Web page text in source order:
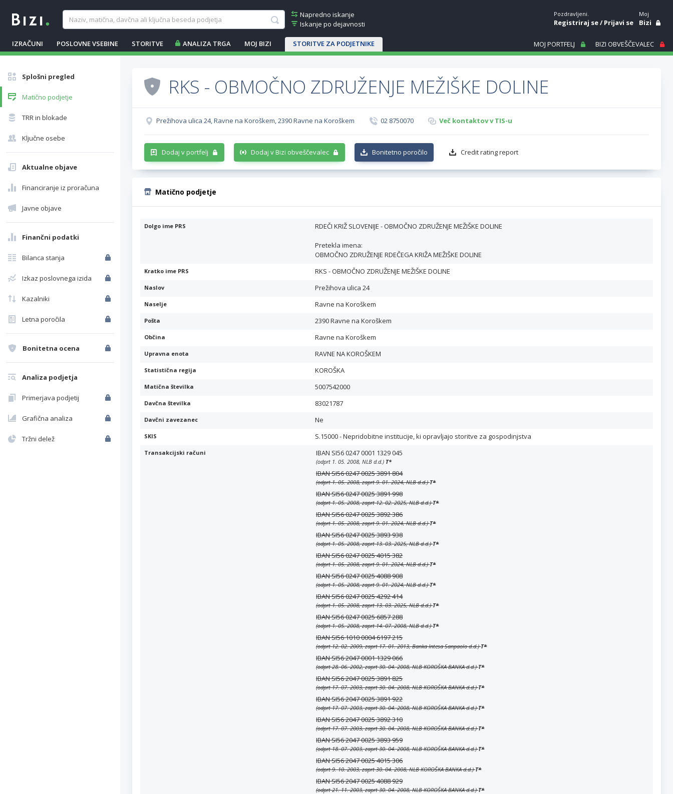
Napredno iskanje
Iskanje po dejavnosti
IZRAČUNI POSLOVNE VSEBINE STORITVE ANALIZA TRGA MOJ BIZI STORITVE ZA PODJETNIKE
Pozdravljeni.
Registriraj se/Prijavi se
Moj
Bizi
MOJ PORTFELJ BIZI OBVEŠČEVALEC
Splošni pregled
Matično podjetje
TRR in blokade
Ključne osebe
Aktualne objave
Financiranje iz proračuna
Javne objave
Finančni podatki
Bilanca stanja
Izkaz poslovnega izida
Kazalniki
Letna poročila
Bonitetna ocena
Analiza podjetja
Primerjava podjetij
Grafična analiza
Tržni delež
RKS - OBMOČNO ZDRUŽENJE MEŽIŠKE DOLINE
Prežihova ulica 24, Ravne na Koroškem, 2390 Ravne na Koroškem 02 8750070 Več kontaktov v TIS-u
Dodaj v portfelj Dodaj v Bizi obveščevalec Bonitetno poročilo Credit rating report
Matično podjetje
Dolgo ime PRS RDEČI KRIŽ SLOVENIJE - OBMOČNO ZDRUŽENJE MEŽIŠKE DOLINE
Pretekla imena:
OBMOČNO ZDRUŽENJE RDEČEGA KRIŽA MEŽIŠKE DOLINE
Kratko ime PRS RKS - OBMOČNO ZDRUŽENJE MEŽIŠKE DOLINE
Naslov Prežihova ulica 24
Naselje Ravne na Koroškem
Pošta 2390 Ravne na Koroškem
Občina Ravne na Koroškem
Upravna enota RAVNE NA KOROŠKEM
Statistična regija KOROŠKA
Matična številka 5007542000
Davčna številka 83021787
Davčni zavezanec Ne
SKIS S.15000 - Nepridobitne institucije, ki opravljajo storitve za gospodinjstva
Transakcijski računi IBAN SI56 0247 0001 1329 045
(odprt 1. 05. 2008, NLB d.d.) T*
IBAN SI56 0247 0025 3891 804
(odprt 1. 05. 2008, zaprt 9. 01. 2024, NLB d.d.)T*
IBAN SI56 0247 0025 3891 998
(odprt 1. 05. 2008, zaprt 12. 02. 2025, NLB d.d.)T*
IBAN SI56 0247 0025 3892 386
(odprt 1. 05. 2008, zaprt 9. 01. 2024, NLB d.d.)T*
IBAN SI56 0247 0025 3893 938
(odprt 1. 05. 2008, zaprt 13. 03. 2025, NLB d.d.)T*
IBAN SI56 0247 0025 4015 382
(odprt 1. 05. 2008, zaprt 9. 01. 2024, NLB d.d.)T*
IBAN SI56 0247 0025 4088 908
(odprt 1. 05. 2008, zaprt 9. 01. 2024, NLB d.d.)T*
IBAN SI56 0247 0025 4292 414
(odprt 1. 05. 2008, zaprt 13. 03. 2025, NLB d.d.)T*
IBAN SI56 0247 0025 6857 288
(odprt 1. 05. 2008, zaprt 14. 07. 2008, NLB d.d.)T*
IBAN SI56 1010 0004 6197 215
(odprt 12. 02. 2009, zaprt 17. 01. 2013, Banka Intesa Sanpaolo d.d.)T*
IBAN SI56 2047 0001 1329 066
(odprt 28. 06. 2002, zaprt 30. 04. 2008, NLB KOROŠKA BANKA d.d.)T*
IBAN SI56 2047 0025 3891 825
(odprt 17. 07. 2003, zaprt 30. 04. 2008, NLB KOROŠKA BANKA d.d.)T*
IBAN SI56 2047 0025 3891 922
(odprt 17. 07. 2003, zaprt 30. 04. 2008, NLB KOROŠKA BANKA d.d.)T*
IBAN SI56 2047 0025 3892 310
(odprt 17. 07. 2003, zaprt 30. 04. 2008, NLB KOROŠKA BANKA d.d.)T*
IBAN SI56 2047 0025 3893 959
(odprt 18. 07. 2003, zaprt 30. 04. 2008, NLB KOROŠKA BANKA d.d.)T*
IBAN SI56 2047 0025 4015 306
(odprt 9. 10. 2003, zaprt 30. 04. 2008, NLB KOROŠKA BANKA d.d.)T*
IBAN SI56 2047 0025 4088 929
(odprt 21. 11. 2003, zaprt 30. 04. 2008, NLB KOROŠKA BANKA d.d.)T*